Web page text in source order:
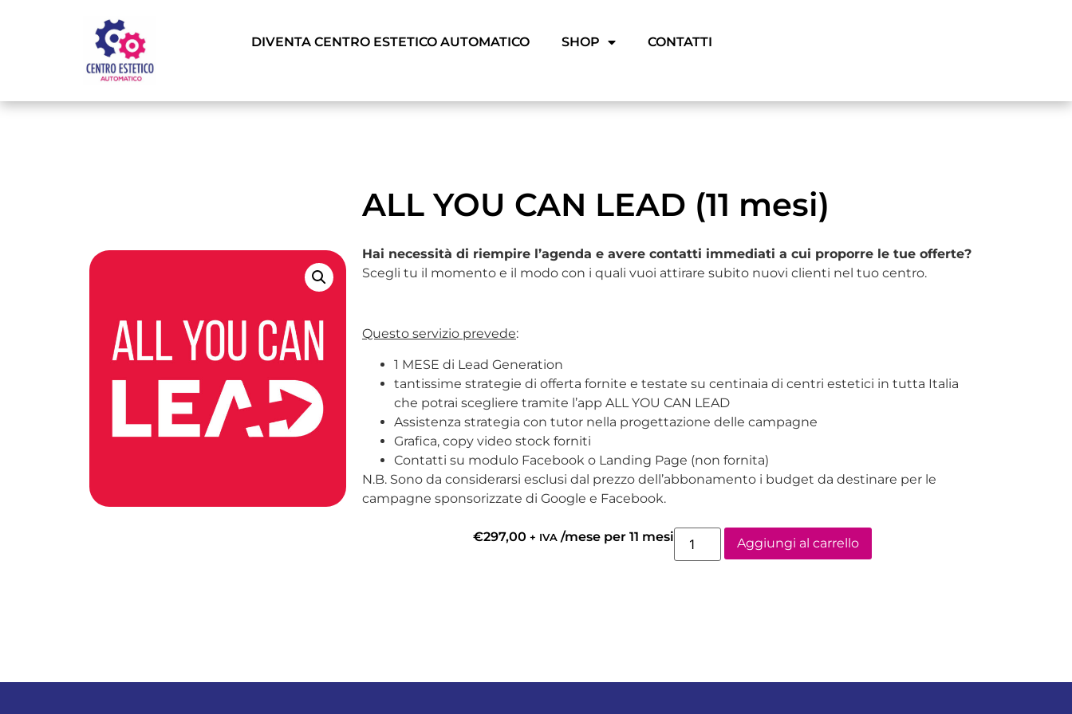
DIVENTA CENTRO ESTETICO AUTOMATICO SHOP CONTATTI
ALL YOU CAN LEAD (11 mesi)
Hai necessità di riempire l’agenda e avere contatti immediati a cui proporre le tue offerte?
Scegli tu il momento e il modo con i quali vuoi attirare subito nuovi clienti nel tuo centro.
Questo servizio prevede:
1 MESE di Lead Generation
tantissime strategie di offerta fornite e testate su centinaia di centri estetici in tutta Italia
che potrai scegliere tramite l’app ALL YOU CAN LEAD
Assistenza strategia con tutor nella progettazione delle campagne
Grafica, copy video stock forniti
Contatti su modulo Facebook o Landing Page (non fornita)
N.B. Sono da considerarsi esclusi dal prezzo dell’abbonamento i budget da destinare per le
campagne sponsorizzate di Google e Facebook.
€297,00 + IVA /mese per 11 mesi Aggiungi al carrello